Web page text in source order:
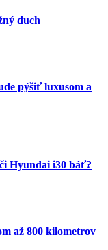
duch
pýšiť luxusom a
Hyundai i30 báť?
až 800 kilometrov